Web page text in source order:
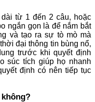
từ 1 đến 2 câu, hoặc
ngắn gọn là để nắm bắt
và tạo ra sự tò mò mà
đại thông tin bùng nổ,
trước khi quyết định
súc tích giúp họ nhanh
định có nên tiếp tục